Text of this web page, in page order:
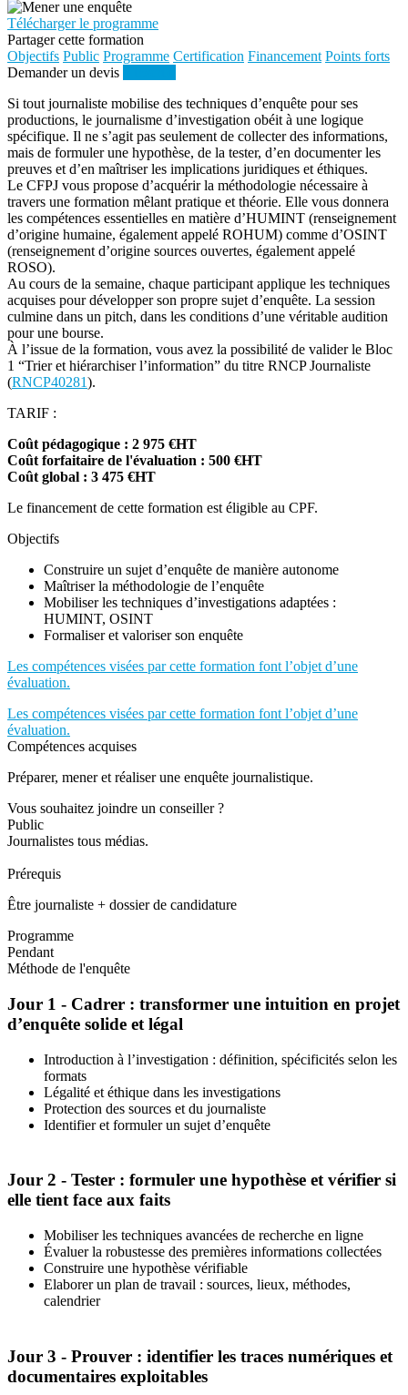
Télécharger le programme
Partager cette formation
Objectifs Public Programme Certification Financement Points forts
Demander un devis
Si tout journaliste mobilise des techniques d’enquête pour ses
productions, le journalisme d’investigation obéit à une logique
spécifique. Il ne s’agit pas seulement de collecter des informations,
mais de formuler une hypothèse, de la tester, d’en documenter les
preuves et d’en maîtriser les implications juridiques et éthiques.
Le CFPJ vous propose d’acquérir la méthodologie nécessaire à
travers une formation mêlant pratique et théorie. Elle vous donnera
les compétences essentielles en matière d’HUMINT (renseignement
d’origine humaine, également appelé ROHUM) comme d’OSINT
(renseignement d’origine sources ouvertes, également appelé
ROSO).
Au cours de la semaine, chaque participant applique les techniques
acquises pour développer son propre sujet d’enquête. La session
culmine dans un pitch, dans les conditions d’une véritable audition
pour une bourse.
À l’issue de la formation, vous avez la possibilité de valider le Bloc
1 “Trier et hiérarchiser l’information” du titre RNCP Journaliste
(RNCP40281).
TARIF :
Coût pédagogique : 2 975 €HT
Coût forfaitaire de l'évaluation : 500 €HT
Coût global : 3 475 €HT
Le financement de cette formation est éligible au CPF.
Objectifs
Construire un sujet d’enquête de manière autonome
Maîtriser la méthodologie de l’enquête
Mobiliser les techniques d’investigations adaptées :
HUMINT, OSINT
Formaliser et valoriser son enquête
Les compétences visées par cette formation font l’objet d’une
évaluation.
Les compétences visées par cette formation font l’objet d’une
évaluation.
Compétences acquises
Préparer, mener et réaliser une enquête journalistique.
Vous souhaitez joindre un conseiller ?
Public
Journalistes tous médias.
Prérequis
Être journaliste + dossier de candidature
Programme
Pendant
Méthode de l'enquête
Jour 1 - Cadrer : transformer une intuition en projet
d’enquête solide et légal
Introduction à l’investigation : définition, spécificités selon les
formats
Légalité et éthique dans les investigations
Protection des sources et du journaliste
Identifier et formuler un sujet d’enquête
Jour 2 - Tester : formuler une hypothèse et vérifier si
elle tient face aux faits
Mobiliser les techniques avancées de recherche en ligne
Évaluer la robustesse des premières informations collectées
Construire une hypothèse vérifiable
Elaborer un plan de travail : sources, lieux, méthodes,
calendrier
Jour 3 - Prouver : identifier les traces numériques et
documentaires exploitables